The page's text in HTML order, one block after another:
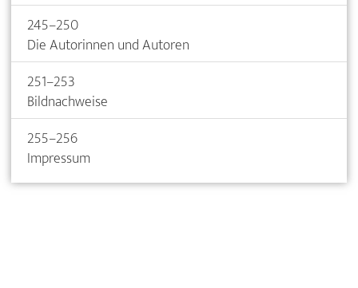
245–250
Die Autorinnen und Autoren
251–253
Bildnachweise
255–256
Impressum